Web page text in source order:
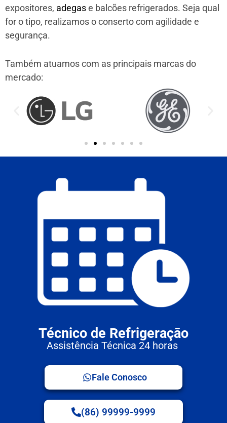
expositores, adegase balcões refrigerados. Seja qual
for o tipo, realizamos o conserto com agilidade e
segurança.
Também atuamos com as principais marcas do
mercado:
Técnico de Refrigeração
Assistência Técnica 24 horas
Fale Conosco
(86) 99999-9999